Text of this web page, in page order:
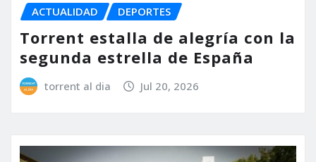
ACTUALIDAD DEPORTES
Torrent estalla de alegría con la
segunda estrella de España
torrent al dia Jul 20, 2026